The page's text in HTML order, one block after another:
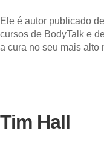
Ele é autor publicado
cursos de BodyTalk e
a cura no seu mais alto
Tim Hall